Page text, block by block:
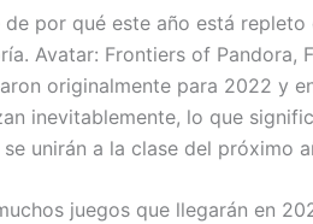
de por qué este año está
Avatar: Frontiers of Pandora,
originalmente para 2022 y
inevitablemente, lo que
unirán a la clase del próximo
juegos que llegarán en